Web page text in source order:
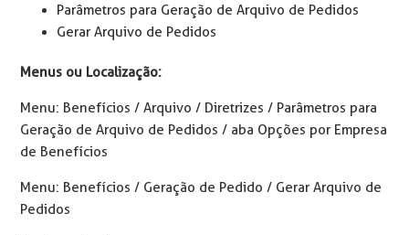
Parâmetros para Geração de Arquivo de Pedidos
Gerar Arquivo de Pedidos
Menus ou Localização:
Menu: Benefícios / Arquivo / Diretrizes / Parâmetros para
Geração de Arquivo de Pedidos / aba Opções por Empresa
de Benefícios
Menu: Benefícios / Geração de Pedido / Gerar Arquivo de
Pedidos